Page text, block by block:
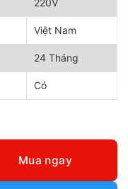
Việt Nam
24 Tháng
Có
30D số lượng
Mua ngay